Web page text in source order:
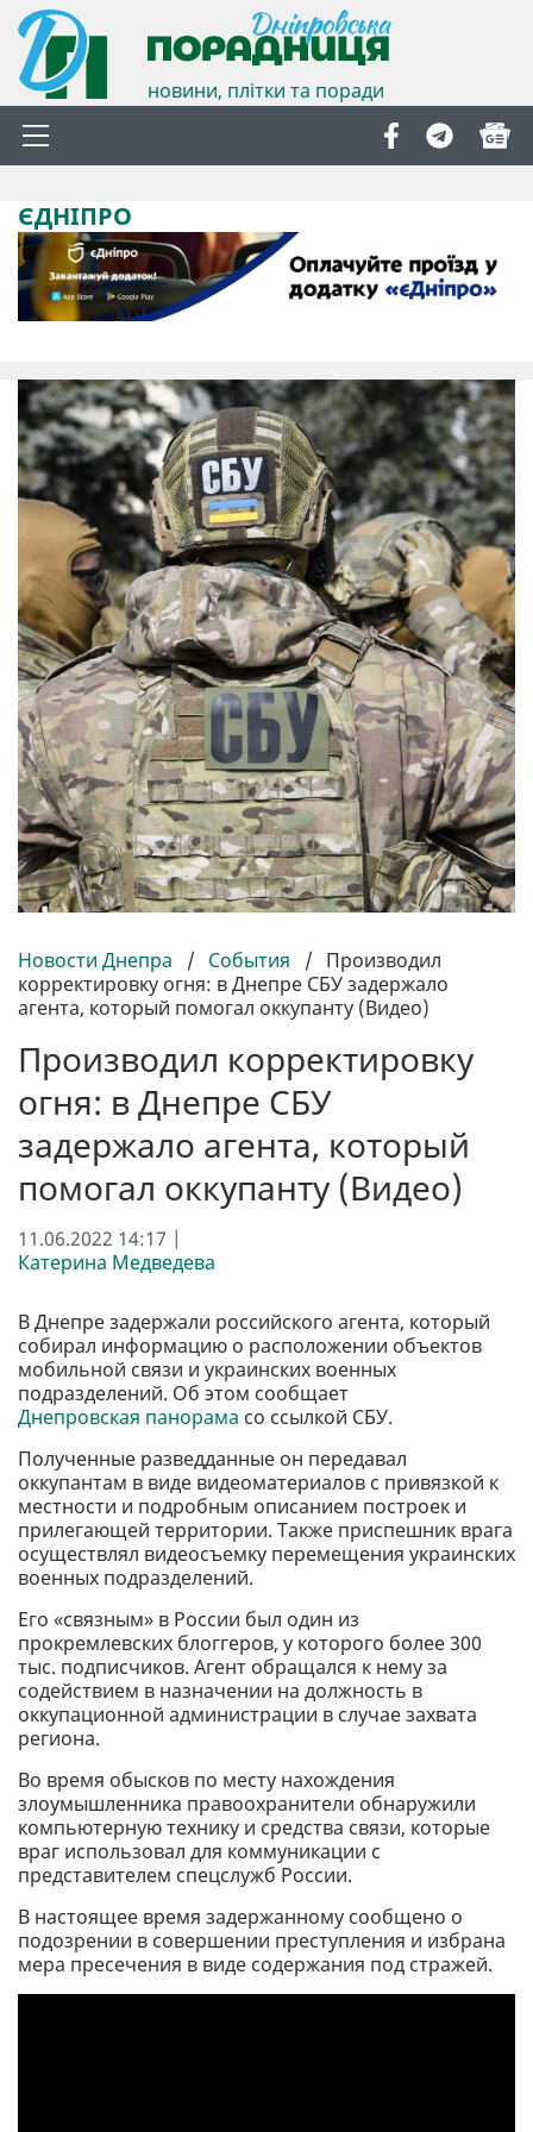
новини, плітки та поради
ЄДНІПРО
Новости Днепра / События / Производил
корректировку огня: в Днепре СБУ задержало
агента, который помогал оккупанту (Видео)
Производил корректировку
огня: в Днепре СБУ
задержало агента, который
помогал оккупанту (Видео)
11.06.2022 14:17 |
Катерина Медведева
В Днепре задержали российского агента, который
собирал информацию о расположении объектов
мобильной связи и украинских военных
подразделений. Об этом сообщает
Днепровская панорама со ссылкой СБУ.
Полученные разведданные он передавал
оккупантам в виде видеоматериалов с привязкой к
местности и подробным описанием построек и
прилегающей территории. Также приспешник врага
осуществлял видеосъемку перемещения украинских
военных подразделений.
Его «связным» в России был один из
прокремлевских блоггеров, у которого более 300
тыс. подписчиков. Агент обращался к нему за
содействием в назначении на должность в
оккупационной администрации в случае захвата
региона.
Во время обысков по месту нахождения
злоумышленника правоохранители обнаружили
компьютерную технику и средства связи, которые
враг использовал для коммуникации с
представителем спецслужб России.
В настоящее время задержанному сообщено о
подозрении в совершении преступления и избрана
мера пресечения в виде содержания под стражей.